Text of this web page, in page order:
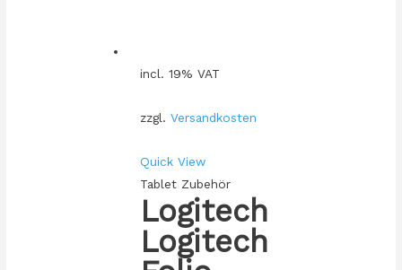
incl. 19% VAT
zzgl. Versandkosten
Quick View
Tablet Zubehör
Logitech
Logitech